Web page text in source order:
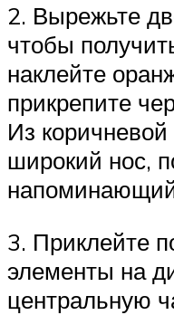
2. Вырежьте
чтобы
наклейте
прикрепите
Из
широкий нос,
3. Приклейте
элементы на
центральную